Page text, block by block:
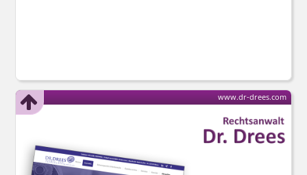
www.dr-drees.com